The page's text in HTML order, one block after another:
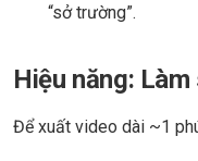
“sở trường”.
Hiệu năng:
Để xuất video dài ~1